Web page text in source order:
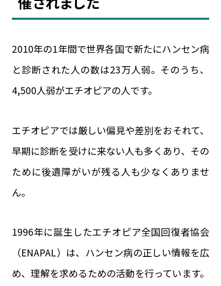
2010年の1年間で世界各国で新たにハンセン病
と診断された人の数は23万人弱。そのうち、
4,500人弱がエチオピアの人です。
エチオピアでは厳しい偏見や差別をおそれて、
早期に診断を受けに来ない人も多くあり、その
ために後遺障がいが残る人も少なくありませ
ん。
1996年に誕生したエチオピア全国回復者協会
（ENAPAL）は、ハンセン病の正しい情報を広
め、理解を求めるための活動を行っています。